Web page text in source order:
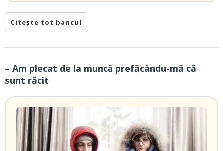
Citește tot bancul
– Am plecat de la muncă prefăcându-mă că
sunt răcit